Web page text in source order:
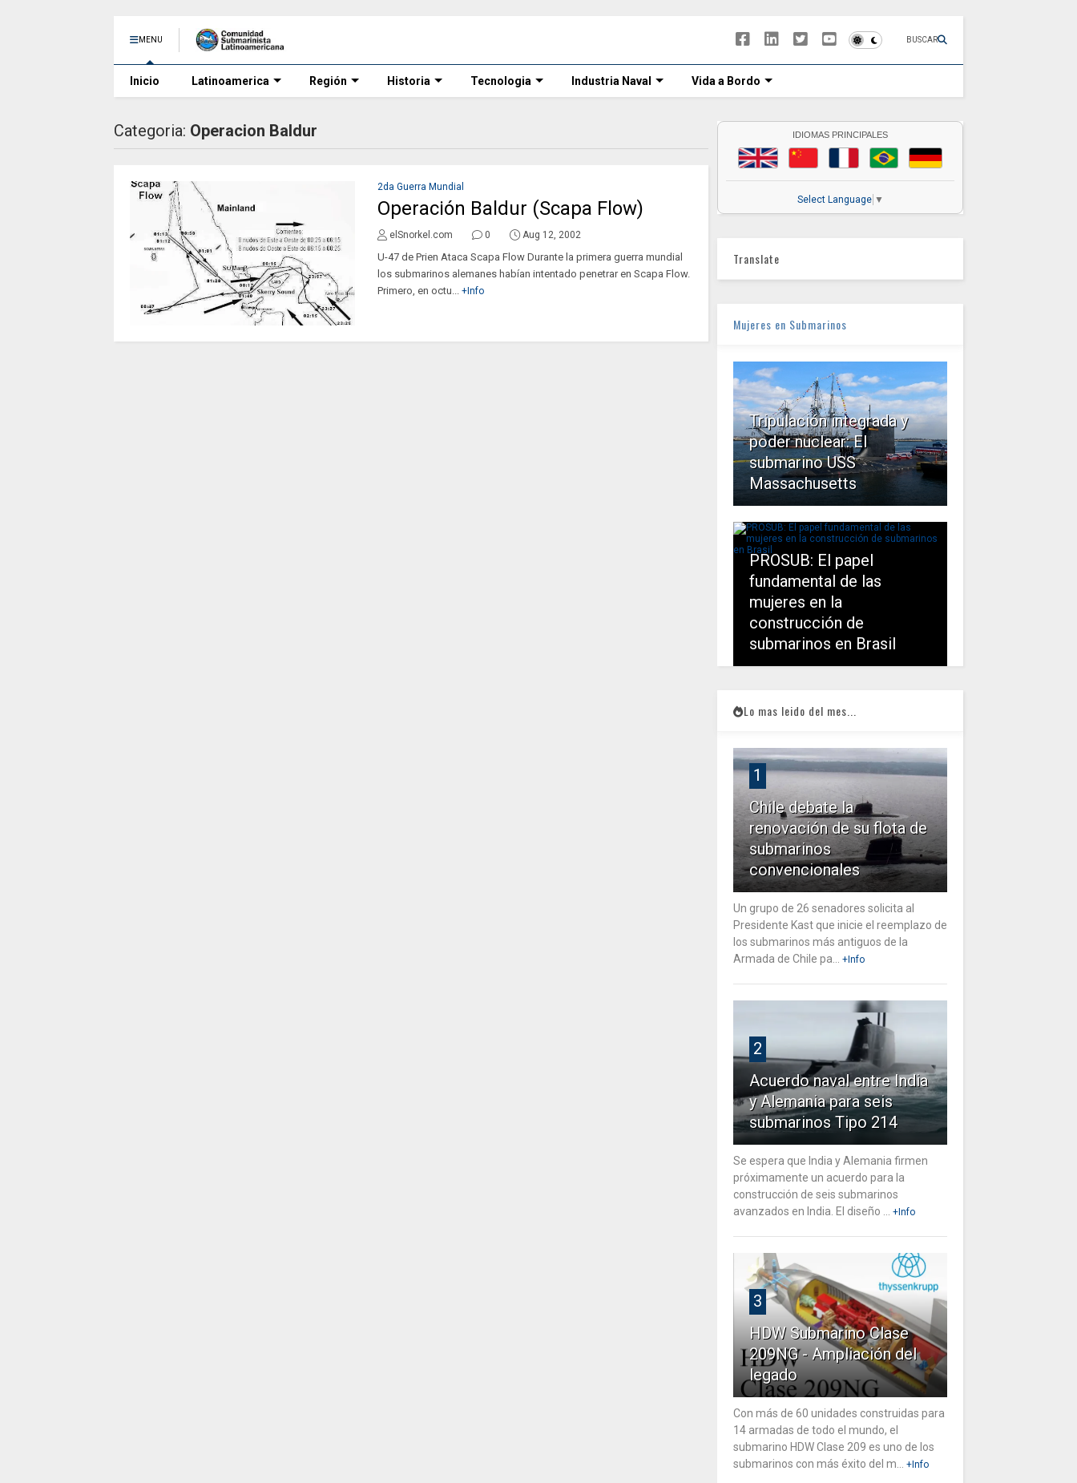
MENU BUSCAR
Inicio Latinoamerica Región Historia Tecnologia Industria Naval Vida a Bordo
Categoria: Operacion Baldur
2da Guerra Mundial
Operación Baldur (Scapa Flow)
elSnorkel.com 0 Aug 12, 2002
U-47 de Prien Ataca Scapa Flow Durante la primera guerra mundial
los submarinos alemanes habían intentado penetrar en Scapa Flow.
Primero, en octu... +Info
IDIOMAS PRINCIPALES
Select Language ▼
Translate
Mujeres en Submarinos
Tripulación integrada y
poder nuclear: El
submarino USS
Massachusetts
PROSUB: El papel
fundamental de las
mujeres en la
construcción de
submarinos en Brasil
Lo mas leido del mes...
1
Chile debate la
renovación de su flota de
submarinos
convencionales
Un grupo de 26 senadores solicita al
Presidente Kast que inicie el reemplazo de
los submarinos más antiguos de la
Armada de Chile pa...
+Info
2
Acuerdo naval entre India
y Alemania para seis
submarinos Tipo 214
Se espera que India y Alemania firmen
próximamente un acuerdo para la
construcción de seis submarinos
avanzados en India. El diseño ...
+Info
3
HDW Submarino Clase
209NG - Ampliación del
legado
Con más de 60 unidades construidas para
14 armadas de todo el mundo, el
submarino HDW Clase 209 es uno de los
submarinos con más éxito del m...
+Info